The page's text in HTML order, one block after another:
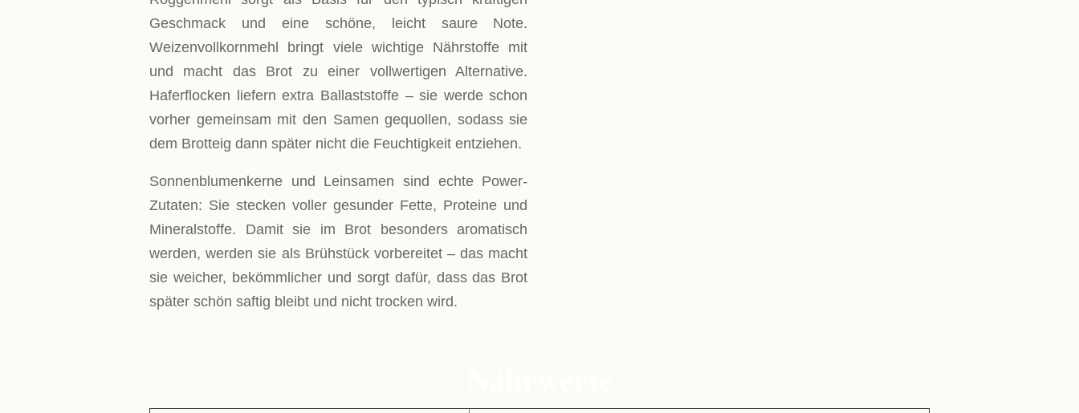
Geschmack und eine schöne, leicht saure Note.
Weizenvollkornmehl bringt viele wichtige Nährstoffe mit
und macht das Brot zu einer vollwertigen Alternative.
Haferflocken liefern extra Ballaststoffe – sie werde schon
vorher gemeinsam mit den Samen gequollen, sodass sie
dem Brotteig dann später nicht die Feuchtigkeit entziehen.
Sonnenblumenkerne und Leinsamen sind echte Power-
Zutaten: Sie stecken voller gesunder Fette, Proteine und
Mineralstoffe. Damit sie im Brot besonders aromatisch
werden, werden sie als Brühstück vorbereitet – das macht
sie weicher, bekömmlicher und sorgt dafür, dass das Brot
später schön saftig bleibt und nicht trocken wird.